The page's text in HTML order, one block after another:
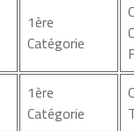
1ère
Catégorie
1ère
Catégorie